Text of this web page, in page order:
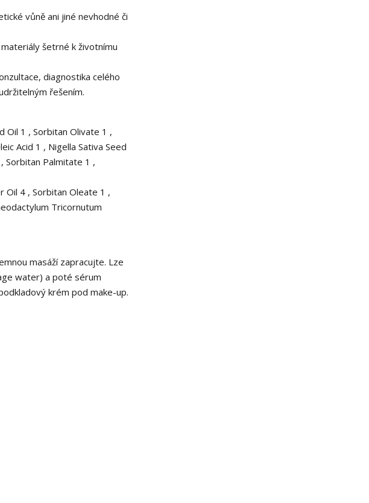
vůně ani jiné nevhodné či
šetrné k životnímu
diagnostika celého
řešením.
Oil 1 , Sorbitan Olivate 1 ,
Acid 1 , Nigella Sativa Seed
Sorbitan Palmitate 1 ,
Oil 4 , Sorbitan Oleate 1 ,
Tricornutum
masáží zapracujte. Lze
water) a poté sérum
krém pod make-up.